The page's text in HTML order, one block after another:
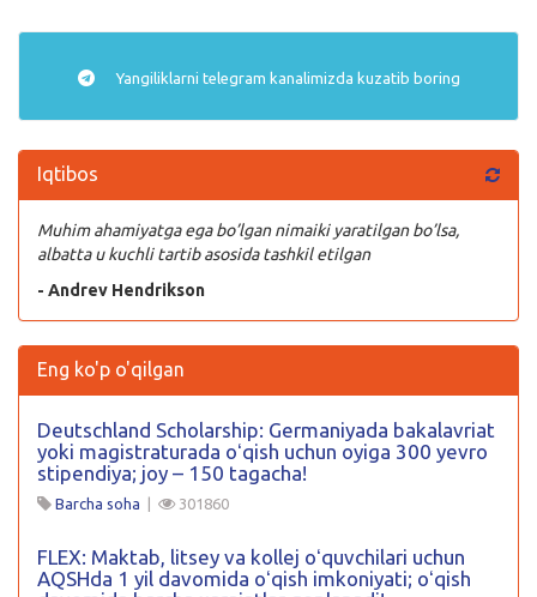
Yangiliklarni telegram kanalimizda kuzatib boring
Iqtibos
Muhim ahamiyatga ega bo’lgan nimaiki yaratilgan bo’lsa,
albatta u kuchli tartib asosida tashkil etilgan
- Andrev Hendrikson
Eng ko'p o'qilgan
Deutschland Scholarship: Germaniyada bakalavriat
yoki magistraturada oʻqish uchun oyiga 300 yevro
stipendiya; joy – 150 tagacha!
Barcha soha | 301860
FLEX: Maktab, litsey va kollej oʻquvchilari uchun
AQSHda 1 yil davomida oʻqish imkoniyati; oʻqish